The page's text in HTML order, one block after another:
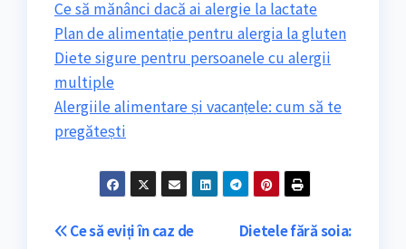
Ce să mănânci dacă ai alergie la lactate
Plan de alimentație pentru alergia la gluten
Diete sigure pentru persoanele cu alergii
multiple
Alergiile alimentare și vacanțele: cum să te
pregătești
Navigare
Dietele fără soia:
Ce să eviți în caz de